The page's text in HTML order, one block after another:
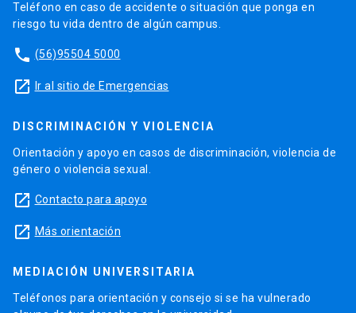
Teléfono en caso de accidente o situación que ponga en
riesgo tu vida dentro de algún campus.
phone (56)95504 5000
launch Ir al sitio de Emergencias
DISCRIMINACIÓN Y VIOLENCIA
Orientación y apoyo en casos de discriminación, violencia de
género o violencia sexual.
launch Contacto para apoyo
launch Más orientación
MEDIACIÓN UNIVERSITARIA
Teléfonos para orientación y consejo si se ha vulnerado